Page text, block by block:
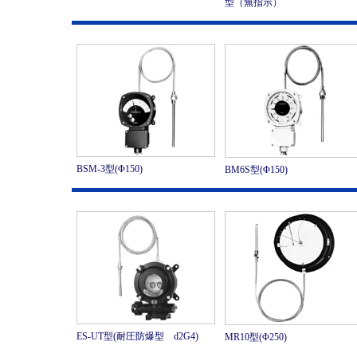
BSM-3型(Φ150) BM6S型(Φ150)
ES-UT型(耐圧防爆型 d2G4) MR10型(Φ250)